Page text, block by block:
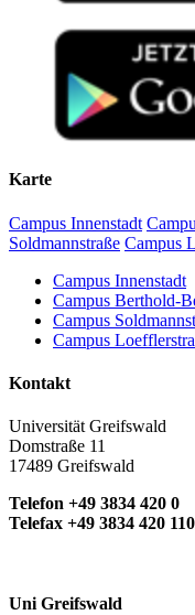
Karte
Campus Innenstadt
Soldmannstraße Campus
Campus Innenstadt
Campus Berthold-
Campus
Campus
Kontakt
Universität Greifswald
Domstraße 11
17489 Greifswald
Telefon +49 3834 420 0
Telefax +49 3834 420
Uni Greifswald